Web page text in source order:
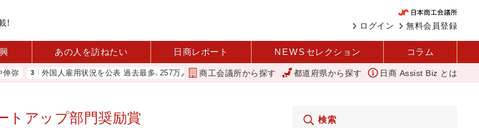
無料会員登録
ログイン
あの人を訪ねたい 日商レポート NEWS セレクション コラム
外国人雇用状況を公表 過去最多、257万人に 厚労省 変革と価値共創による日本経済の再出発 小林会頭 所信全文 にぎわい
商工会議所から探す 都道府県から探す 日商 Assist Biz とは
トアップ部門奨励賞 検索